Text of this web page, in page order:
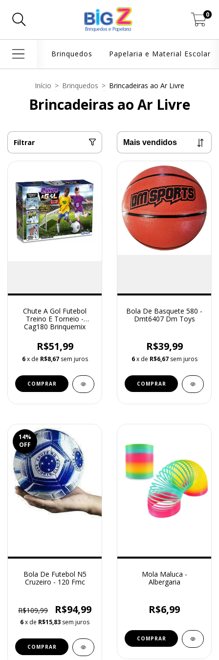
0
Brinquedos Papelaria e Material Escolar
Início > Brinquedos > Brincadeiras ao Ar Livre
Brincadeiras ao Ar Livre
Filtrar
Chute A Gol Futebol
Treino E Torneio -
Cag180 Brinquemix
R$51,99
6 x de R$8,67 sem juros
Bola De Basquete 580 -
Dmt6407 Dm Toys
R$39,99
6 x de R$6,67 sem juros
14%
OFF
Bola De Futebol N5
Cruzeiro - 120 Fmc
R$109,99 R$94,99
6x de R$15,83 sem juros
Mola Maluca -
Albergaria
R$6,99